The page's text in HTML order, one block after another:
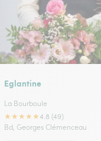
Eglantine
La Bourboule
★★★★★4.8 (49)
Bd, Georges Clémenceau